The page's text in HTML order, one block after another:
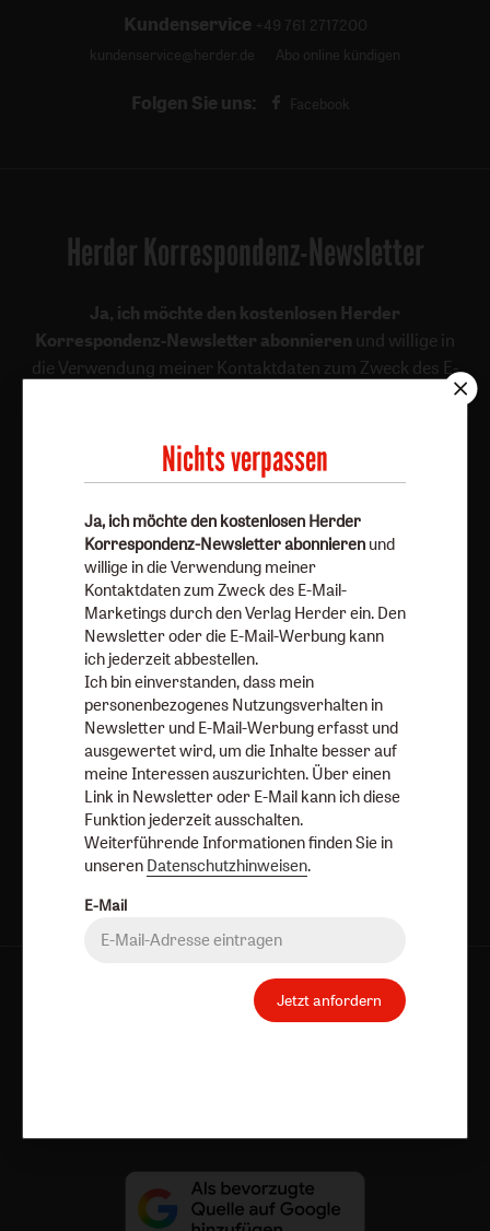
Kundenservice +49 761 2717200
kundenservice@herder.de
Abo online kündigen
Folgen Sie uns: Facebook
Herder Korrespondenz-Newsletter
Ja, ich möchte den kostenlosen Herder
Korrespondenz-Newsletter abonnieren und willige in
die Verwendung meiner Kontaktdaten zum Zweck des E-
abbestellen.
Ich bin einverstanden, dass mein personenbezogenes
erfasst und ausgewertet wird, um die Inhalte besser auf
meine Interessen auszurichten. Über einen Link in
Newsletter oder E-Mail kann ich diese Funktion jederzeit
ausschalten.
Weiterführende Informationen finden Sie in unseren
Datenschutzhinweisen
AGB und Widerrufsbelehrung
Datenschutz
Impressum
Nichts verpassen
Ja, ich möchte den kostenlosen Herder
Korrespondenz-Newsletter abonnieren und
willige in die Verwendung meiner
Kontaktdaten zum Zweck des E-Mail-
Marketings durch den Verlag Herder ein. Den
Newsletter oder die E-Mail-Werbung kann
ich jederzeit abbestellen.
Ich bin einverstanden, dass mein
personenbezogenes Nutzungsverhalten in
Newsletter und E-Mail-Werbung erfasst und
ausgewertet wird, um die Inhalte besser auf
meine Interessen auszurichten. Über einen
Link in Newsletter oder E-Mail kann ich diese
Funktion jederzeit ausschalten.
Weiterführende Informationen finden Sie in
unseren Datenschutzhinweisen.
E-Mail
Jetzt anfordern